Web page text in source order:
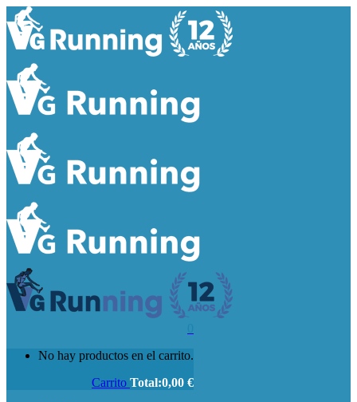
No hay productos en el carrito.
Carrito Total:0,00 €